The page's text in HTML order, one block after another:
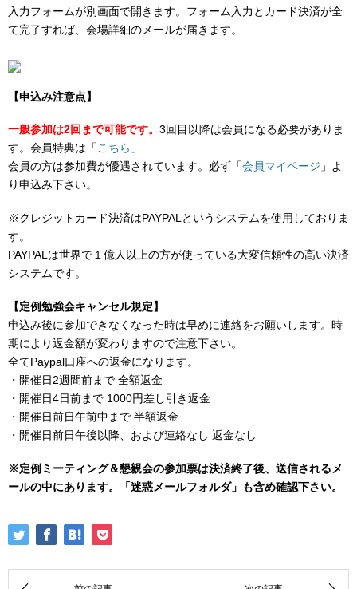
入力フォームが別画面で開きます。フォーム入力とカード決済が全
て完了すれば、会場詳細のメールが届きます。
【申込み注意点】
一般参加は2回まで可能です。 3回目以降は会員になる必要がありま
す。会員特典は「こちら 」
会員の方は参加費が優遇されています。必ず「会員マイページ 」よ
り申込み下さい。
※クレジットカード決済はPAYPALというシステムを使用しておりま
す。
PAYPALは世界で１億人以上の方が使っている大変信頼性の高い決済
システムです。
【定例勉強会キャンセル規定】
申込み後に参加できなくなった時は早めに連絡をお願いします。時
期により返金額が変わりますので注意下さい。
全てPaypal口座への返金になります。
・開催日2週間前まで 全額返金
・開催日4日前まで 1000円差し引き返金
・開催日前日午前中まで 半額返金
・開催日前日午後以降、および連絡なし 返金なし
※定例ミーティング＆懇親会の参加票は決済終了後、送信されるメ
ールの中にあります。「迷惑メールフォルダ」も含め確認下さい。